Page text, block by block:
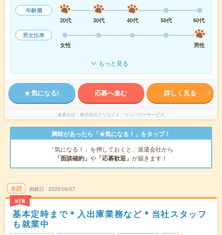
年齢層
20代
30代 40代 50代
60代
男女比率
女性
男性
もっと見る
気になる! 応募へ進む 詳しく見る
派遣会社 株式会社クリエイト・マンパワーサービス
興味があったら「★気になる！」をタップ！
「気になる！」を押しておくと、派遣会社から
「面談確約」 や 「応募歓迎」 が届きます！
未読
NEW
掲載日 2026/08/07
基本定時まで＊入出庫業務など＊当社スタッフ
も就業中